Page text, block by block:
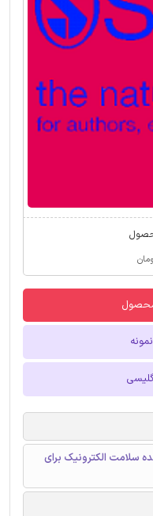
محصول
سلامت الکترونیک برای